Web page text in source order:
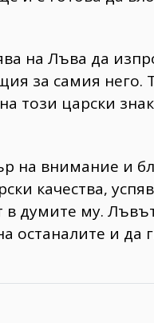
на Лъва да
за самия него.
този царски
на внимание и
качества,
в думите му.
останалите и да